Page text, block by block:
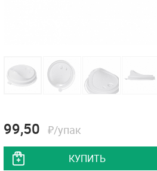
99,50 ₽/упак
КУПИТЬ